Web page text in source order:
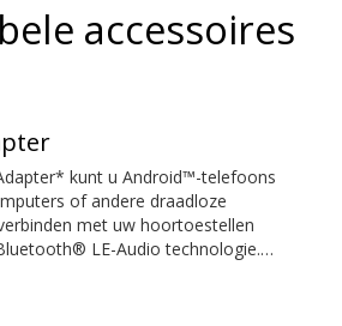
accessoires
kunt u Android™-telefoons
of andere draadloze
met uw hoortoestellen
LE-Audio technologie.